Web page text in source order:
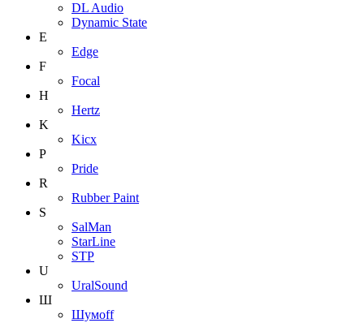
DL Audio
Dynamic State
E
Edge
F
Focal
H
Hertz
K
Kicx
P
Pride
R
Rubber Paint
S
SalMan
StarLine
STP
U
UralSound
Ш
Шумoff